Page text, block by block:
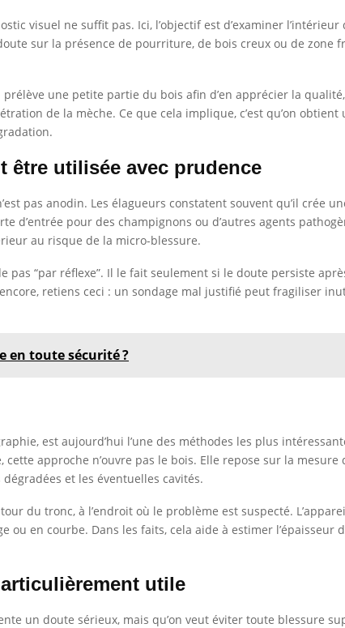
visuel ne suffit pas. Ici, l’objectif est d’examiner
sur la présence de pourriture, de bois creux ou de zone
une petite partie du bois afin d’en apprécier la
de la mèche. Ce que cela implique, c’est qu’on
être utilisée avec prudence
pas anodin. Les élagueurs constatent souvent qu’il crée
d’entrée pour des champignons ou d’autres agents
au risque de la micro-blessure.
“par réflexe”. Il le fait seulement si le doute persiste
retiens ceci : un sondage mal justifié peut fragiliser
en toute sécurité ?
est aujourd’hui l’une des méthodes les plus
approche n’ouvre pas le bois. Elle repose sur la
et les éventuelles cavités.
du tronc, à l’endroit où le problème est suspecté.
ou en courbe. Dans les faits, cela aide à estimer
utile
un doute sérieux, mais qu’on veut éviter toute blessure